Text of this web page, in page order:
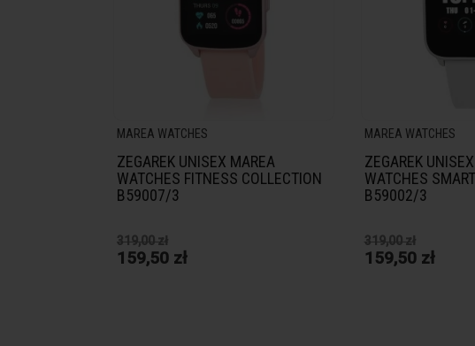
MAREA WATCHES
ZEGAREK UNISEX MAREA
WATCHES FITNESS COLLECTION
B59007/3
319,00 zł
159,50 zł
MAREA WATCHES
ZEGAREK
WATCHES
B59002/3
319,00 zł
159,50 zł